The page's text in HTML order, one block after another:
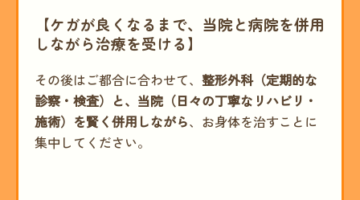
【ケガが良くなるまで、当院と病院を併用
しながら治療を受ける】
その後はご都合に合わせて、 整形外科（定期的な
診察・検査）と、当院（日々の丁寧なリハビリ・
施術）を賢く併用しながら、お身体を治すことに
集中してください。